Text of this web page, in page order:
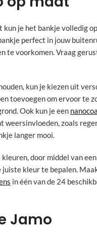
je het bankje volledig
perfect in jouw
te voorkomen. Vraag
kun je kiezen uit
toevoegen om ervoor te
Ook kun je een
zoals
langer mooi.
door middel van
juiste kleur te bepalen.
in één van de 24
Jamo